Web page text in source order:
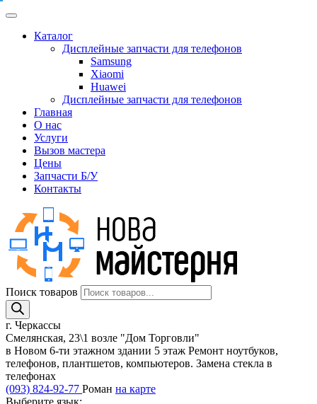
Каталог
Дисплейные запчасти для телефонов
Samsung
Xiaomi
Huawei
Дисплейные запчасти для телефонов
Главная
О нас
Услуги
Вызов мастера
Цены
Запчасти Б/У
Контакты
Поиск товаров
г. Черкассы
Смелянская, 23\1 возле "Дом Торговли"
в Новом 6-ти этажном здании 5 этаж Ремонт ноутбуков,
телефонов, плантшетов, компьютеров. Замена стекла в
телефонах
(093) 824-92-77 Роман на карте
Выберите язык: